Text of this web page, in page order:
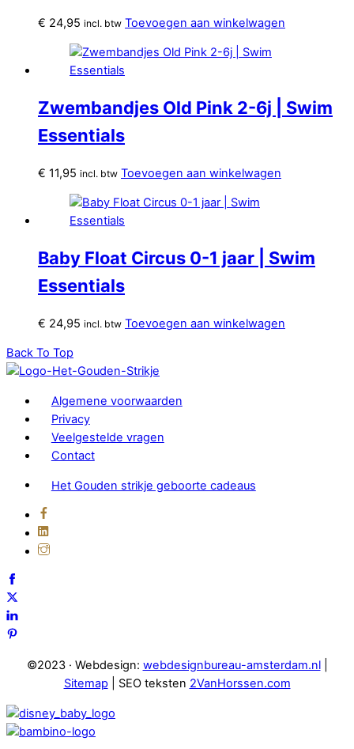
€ 24,95 incl. btw Toevoegen aan winkelwagen
Zwembandjes Old Pink 2-6j | Swim
Essentials
€ 11,95 incl. btw Toevoegen aan winkelwagen
Baby Float Circus 0-1 jaar | Swim
Essentials
€ 24,95 incl. btw Toevoegen aan winkelwagen
Back To Top
Algemene voorwaarden
Privacy
Veelgestelde vragen
Contact
Het Gouden strikje geboorte cadeaus
©2023 · Webdesign: webdesignbureau-amsterdam.nl|
Sitemap | SEO teksten 2VanHorssen.com